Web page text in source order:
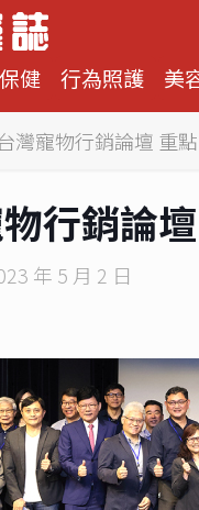
健 行為照護 美
灣寵物行銷論壇 重
行銷論
年 5 月 2 日